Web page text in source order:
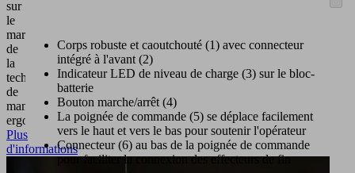
sur
le
marché
de
la
technique
de
manipulation
ergonomique.
Plus
d'informations
Corps robuste et caoutchouté (1) avec connecteur
intégré à l'avant (2)
Indicateur LED de niveau de charge (3) sur le bloc-
batterie
Bouton marche/arrêt (4)
La poignée de commande (5) se déplace facilement
vers le haut et vers le bas pour soutenir l'opérateur
Connecteur (6) au bas de la poignée de commande
pour faciliter la connexion des effecteurs de fin